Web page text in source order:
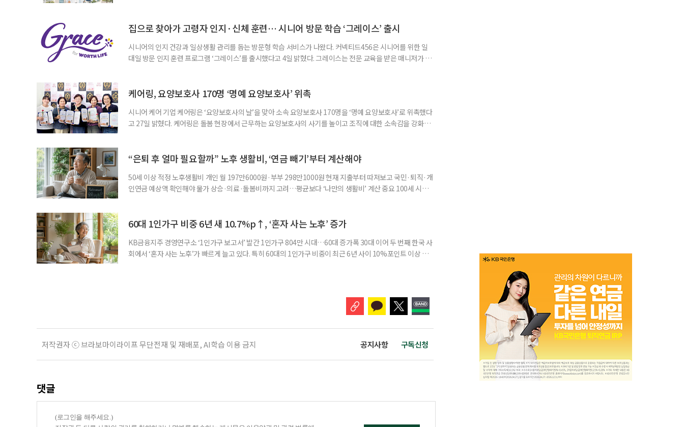
계하다’를 주제로 기조강연을 한다. 이어 공동저자들이 돌봄과 금융, 헬스케어, 여가, 식품, 디지털 기술 등
집으로 찾아가 고령자 인지·신체 훈련… 시니어 방문 학습 ‘그레이스’ 출시
시니어의 인지 건강과 일상생활 관리를 돕는 방문형 학습 서비스가 나왔다. 커넥티드456은 시니어를 위한 일
대일 방문 인지 훈련 프로그램 ‘그레이스’를 출시했다고 4일 밝혔다. 그레이스는 전문 교육을 받은 매니저가 주
사용하는 자체 개발 워크북이 활용된다. 문제는 기억력과 주의집중력, 언어능력, 시공간 능력, 계산 능
케어링, 요양보호사 170명 ‘명예 요양보호사’ 위촉
시니어 케어 기업 케어링은 ‘요양보호사의 날’을 맞아 소속 요양보호사 170명을 ‘명예 요양보호사’로 위촉했다
고 27일 밝혔다. 케어링은 돌봄 현장에서 근무하는 요양보호사의 사기를 높이고 조직에 대한 소속감을 강화하
점에서 선정된 요양보호사들에게 위촉장과 감사 편지를 전달했다. 우수 요양보호사들이 현장에서 쌓은 돌봄
“은퇴 후 얼마 필요할까” 노후 생활비, ‘연금 빼기’부터 계산해야
50세 이상 적정 노후생활비 개인 월 197만6000원·부부 298만1000원 현재 지출부터 따져보고 국민·퇴직·개
인연금 예상액 확인해야 물가 상승·의료·돌봄비까지 고려…평균보다 ‘나만의 생활비’ 계산 중요 100세 시대
준비의 출발점이라는 조언이 나온다. 조고은 하나금융연구소 하나더넥스트연구센터 수석연구원은 은퇴
60대 1인가구 비중 6년 새 10.7%p↑, ‘혼자 사는 노후’ 증가
KB금융지주 경영연구소 ‘1인가구 보고서’ 발간 1인가구 804만 시대…60대 증가폭 30대 이어 두 번째 한국 사
회에서 ‘혼자 사는 노후’가 빠르게 늘고 있다. 특히 60대의 1인가구 비중이 최근 6년 사이 10%포인트 이상 상
저작권자 ⓒ 브라보마이라이프 무단전재 및 재배포, AI학습 이용 금지 공지사항 구독신청
댓글